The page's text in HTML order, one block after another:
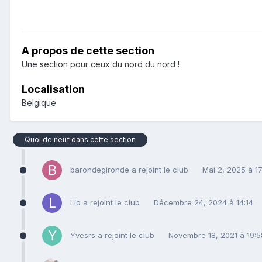
A propos de cette section
Une section pour ceux du nord du nord !
Localisation
Belgique
Quoi de neuf dans cette section
barondegironde a rejoint le club Mai 2, 2025 à
Lio a rejoint le club Décembre 24, 2024 à 14:14
Yvesrs a rejoint le club Novembre 18, 2021 à